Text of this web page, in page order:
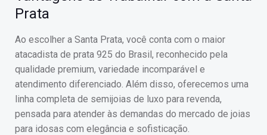
Prata
Ao escolher a Santa Prata, você conta com o maior
atacadista de prata 925 do Brasil, reconhecido pela
qualidade premium, variedade incomparável e
atendimento diferenciado. Além disso, oferecemos uma
linha completa de semijoias de luxo para revenda,
pensada para atender às demandas do mercado de joias
para idosas com elegância e sofisticação.